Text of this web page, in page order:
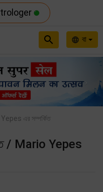
language বা
search
এর সম্পর্কিত
/ Mario Yepes